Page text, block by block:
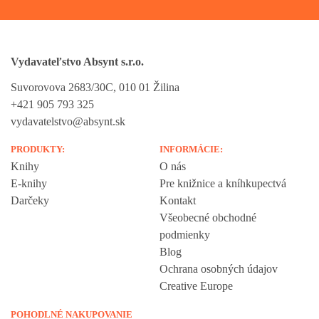
Vydavateľstvo Absynt s.r.o.
Suvorovova 2683/30C, 010 01 Žilina
+421 905 793 325
vydavatelstvo@absynt.sk
PRODUKTY:
Knihy
E-knihy
Darčeky
INFORMÁCIE:
O nás
Pre knižnice a kníhkupectvá
Kontakt
Všeobecné obchodné
podmienky
Blog
Ochrana osobných údajov
Creative Europe
POHODLNÉ NAKUPOVANIE